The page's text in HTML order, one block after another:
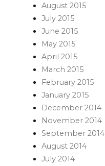
August 2015
July 2015
June 2015
May 2015
April 2015
March 2015
February 2015
January 2015
December 2014
November 2014
September 2014
August 2014
July 2014